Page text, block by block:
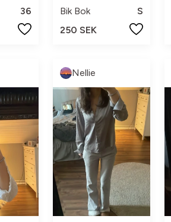
36
Bik Bok
S
250 SEK
Nellie